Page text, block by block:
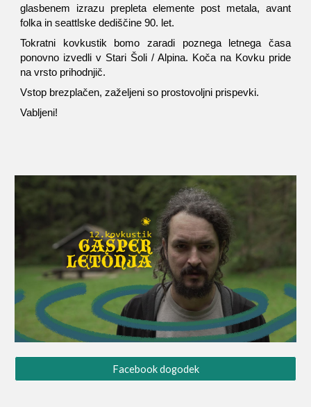
glasbenem izrazu prepleta elemente post metala, avant
folka in seattlske dediščine 90. let.
Tokratni kovkustik bomo zaradi poznega letnega časa
ponovno izvedli v Stari Šoli / Alpina. Koča na Kovku pride
na vrsto prihodnjič.
Vstop brezplačen, zaželjeni so prostovoljni prispevki.
Vabljeni!
Facebook dogodek